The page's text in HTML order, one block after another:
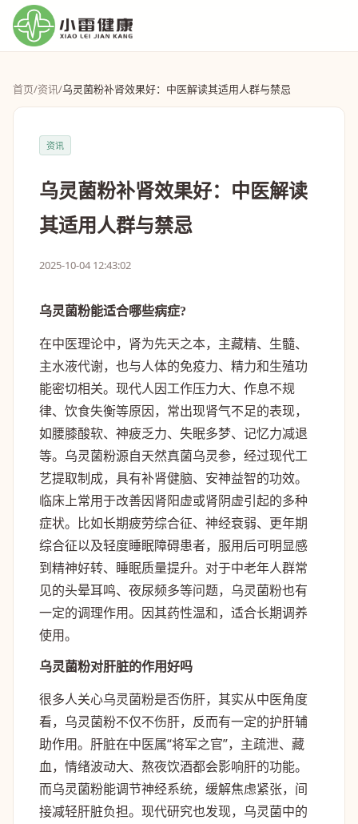
首页/资讯/乌灵菌粉补肾效果好：中医解读其适用人群与禁忌
资讯
乌灵菌粉补肾效果好：中医解读
其适用人群与禁忌
2025-10-04 12:43:02
乌灵菌粉能适合哪些病症?
在中医理论中，肾为先天之本，主藏精、生髓、
主水液代谢，也与人体的免疫力、精力和生殖功
能密切相关。现代人因工作压力大、作息不规
律、饮食失衡等原因，常出现肾气不足的表现，
如腰膝酸软、神疲乏力、失眠多梦、记忆力减退
等。乌灵菌粉源自天然真菌乌灵参，经过现代工
艺提取制成，具有补肾健脑、安神益智的功效。
临床上常用于改善因肾阳虚或肾阴虚引起的多种
症状。比如长期疲劳综合征、神经衰弱、更年期
综合征以及轻度睡眠障碍患者，服用后可明显感
到精神好转、睡眠质量提升。对于中老年人群常
见的头晕耳鸣、夜尿频多等问题，乌灵菌粉也有
一定的调理作用。因其药性温和，适合长期调养
使用。
乌灵菌粉对肝脏的作用好吗
很多人关心乌灵菌粉是否伤肝，其实从中医角度
看，乌灵菌粉不仅不伤肝，反而有一定的护肝辅
助作用。肝脏在中医属“将军之官”，主疏泄、藏
血，情绪波动大、熬夜饮酒都会影响肝的功能。
而乌灵菌粉能调节神经系统，缓解焦虑紧张，间
接减轻肝脏负担。现代研究也发现，乌灵菌中的